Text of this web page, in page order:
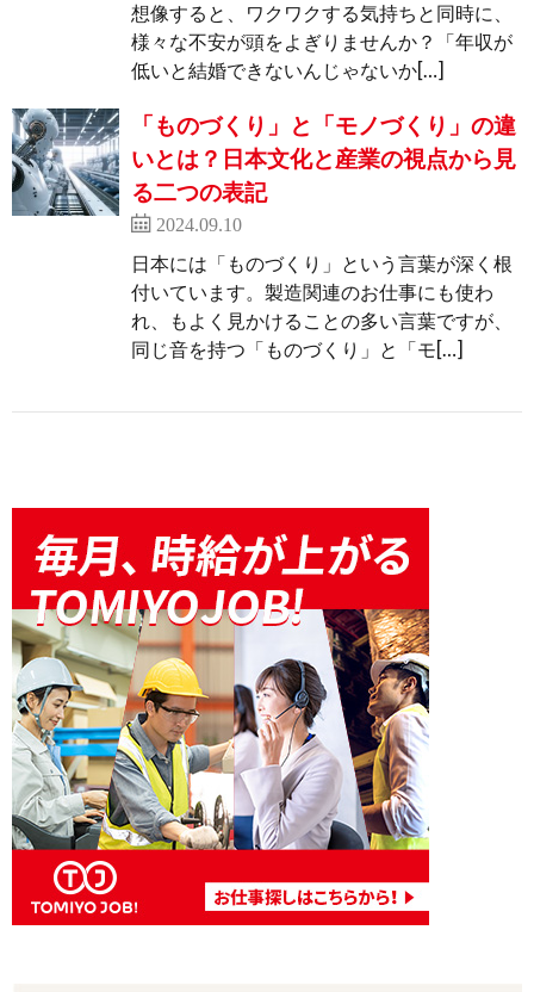
想像すると、ワクワクする気持ちと同時に、
様々な不安が頭をよぎりませんか？「年収が
低いと結婚できないんじゃないか[…]
「ものづくり」と「モノづくり」の違
いとは？日本文化と産業の視点から見
る二つの表記
2024.09.10
日本には「ものづくり」という言葉が深く根
付いています。製造関連のお仕事にも使わ
れ、もよく見かけることの多い言葉ですが、
同じ音を持つ「ものづくり」と「モ[…]